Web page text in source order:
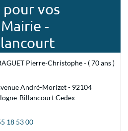
vos
-
Pierre-Christophe - ( 70 ans )
André-Morizet - 92104
Billancourt Cedex
18 53 00